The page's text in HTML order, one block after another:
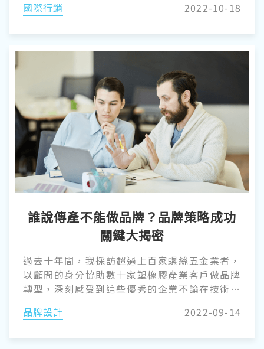
為疫情 (COVID-19) 影響，主辦方決定舉辦或取
為整個塑橡膠產業打了一劑強心針！全世界都非
常關注各單位在八天的展期中，將呈現哪些新材
料、新技術、新思惟、新商業模式，齊力將塑料
產業推向循環產業鏈，「塑」造未來。
國際行銷 2022-10-18
誰說傳產不能做品牌？品牌策略成功
關鍵大揭密
過去十年間，我採訪超過上百家螺絲五金業者，
以顧問的身分協助數十家塑橡膠產業客戶做品牌
轉型，深刻感受到這些優秀的企業不論在技術、
然而，我也從這些經營者或高階主管的言談中，
品牌設計 2022-09-14